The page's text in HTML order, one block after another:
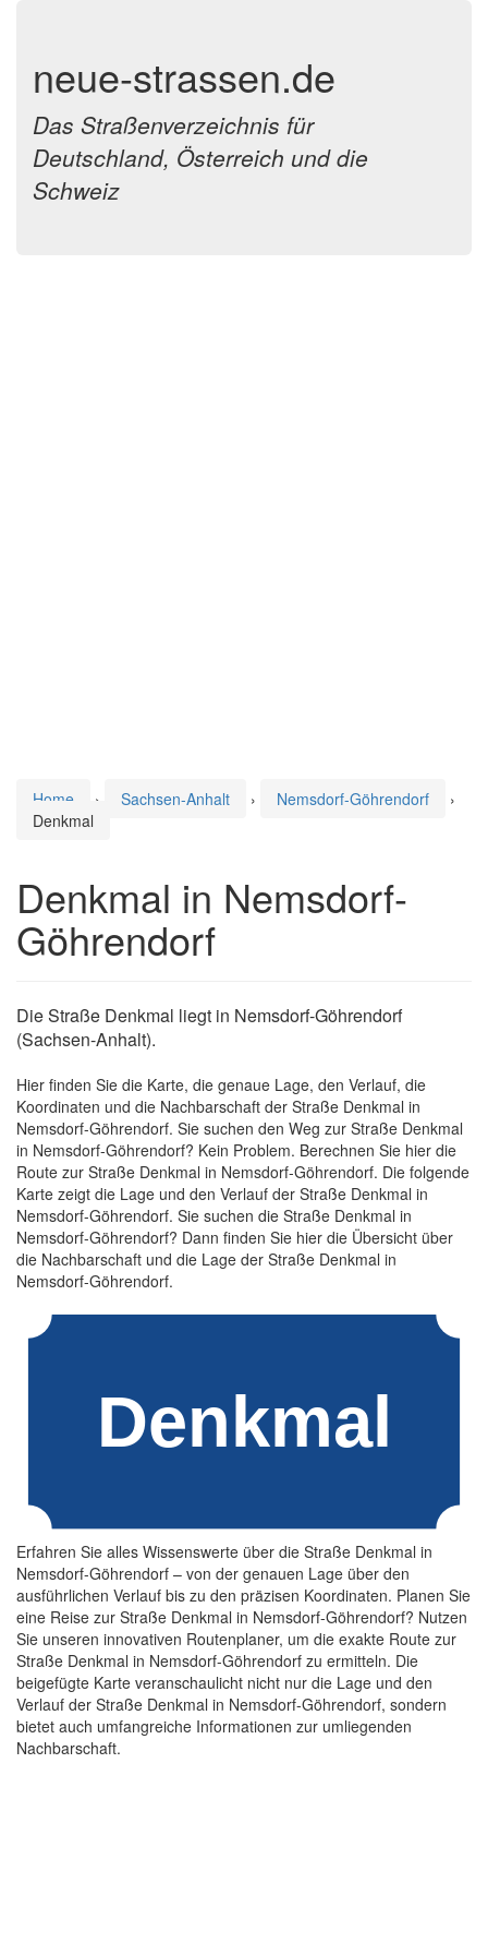
neue-strassen.de
Das Straßenverzeichnis für
Deutschland, Österreich und die
Schweiz
Home › Sachsen-Anhalt › Nemsdorf-Göhrendorf
›
Denkmal
Denkmal in Nemsdorf-
Göhrendorf
Die Straße Denkmal liegt in Nemsdorf-Göhrendorf
(Sachsen-Anhalt).
Hier finden Sie die Karte, die genaue Lage, den Verlauf, die
Koordinaten und die Nachbarschaft der Straße Denkmal in
Nemsdorf-Göhrendorf. Sie suchen den Weg zur Straße Denkmal
in Nemsdorf-Göhrendorf? Kein Problem. Berechnen Sie hier die
Route zur Straße Denkmal in Nemsdorf-Göhrendorf. Die folgende
Karte zeigt die Lage und den Verlauf der Straße Denkmal in
Nemsdorf-Göhrendorf. Sie suchen die Straße Denkmal in
Nemsdorf-Göhrendorf? Dann finden Sie hier die Übersicht über
die Nachbarschaft und die Lage der Straße Denkmal in
Nemsdorf-Göhrendorf.
Erfahren Sie alles Wissenswerte über die Straße Denkmal in
Nemsdorf-Göhrendorf – von der genauen Lage über den
ausführlichen Verlauf bis zu den präzisen Koordinaten. Planen Sie
eine Reise zur Straße Denkmal in Nemsdorf-Göhrendorf? Nutzen
Sie unseren innovativen Routenplaner, um die exakte Route zur
Straße Denkmal in Nemsdorf-Göhrendorf zu ermitteln. Die
beigefügte Karte veranschaulicht nicht nur die Lage und den
Verlauf der Straße Denkmal in Nemsdorf-Göhrendorf, sondern
bietet auch umfangreiche Informationen zur umliegenden
Nachbarschaft.